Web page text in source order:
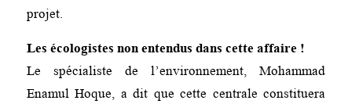
projet.
Les écologistes non entendus dans cette affaire !
Le spécialiste de l’environnement, Mohammad
Enamul Hoque, a dit que cette centrale constituera